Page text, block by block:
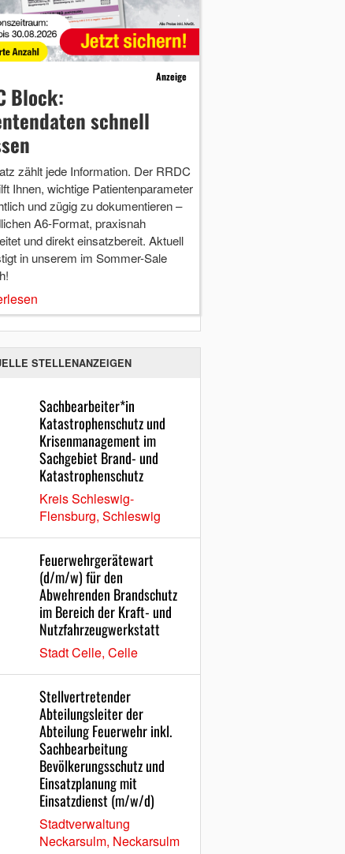
Anzeige
Block:
schnell
zählt jede Information. Der RRDC
Ihnen, wichtige Patientenparameter
und zügig zu dokumentieren –
A6-Format, praxisnah
und direkt einsatzbereit. Aktuell
in unserem im Sommer-Sale
STELLENANZEIGEN
Sachbearbeiter*in
Katastrophenschutz und
Krisenmanagement im
Sachgebiet Brand- und
Katastrophenschutz
Kreis Schleswig-
Flensburg, Schleswig
Feuerwehrgerätewart
(d/m/w) für den
Abwehrenden Brandschutz
im Bereich der Kraft- und
Nutzfahrzeugwerkstatt
Stadt Celle, Celle
Stellvertretender
Abteilungsleiter der
Abteilung Feuerwehr inkl.
Sachbearbeitung
Bevölkerungsschutz und
Einsatzplanung mit
Einsatzdienst (m/w/d)
Stadtverwaltung
Neckarsulm, Neckarsulm